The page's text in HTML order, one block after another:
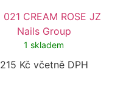
021 CREAM ROSE JZ
Nails Group
1 skladem
215 Kč včetně DPH